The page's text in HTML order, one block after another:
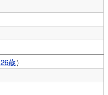
26歳）